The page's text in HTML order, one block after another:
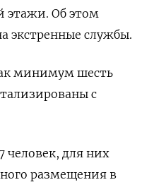
этажи. Об этом
экстренные службы.
минимум шесть
с
человек, для них
размещения в